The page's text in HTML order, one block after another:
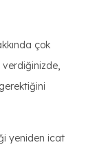
çok
yeniden icat